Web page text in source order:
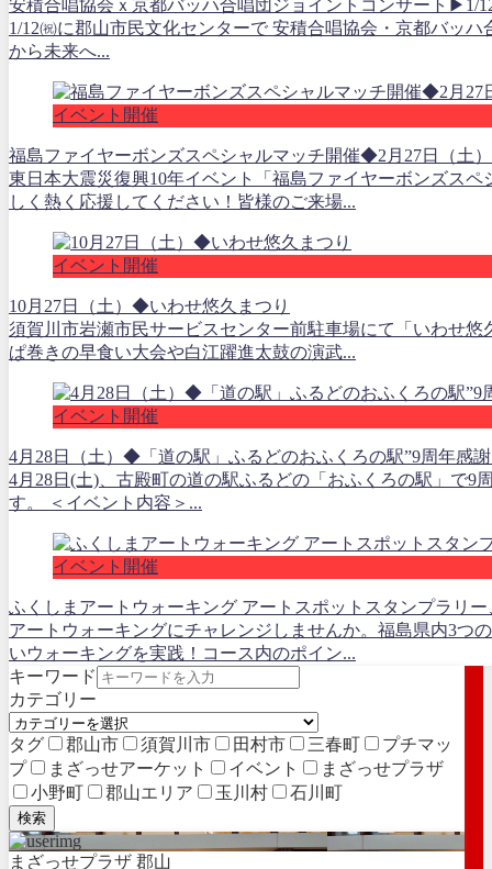
安積合唱協会ｘ京都バッハ合唱団ジョイントコンサート▶1/
1/12㈷に郡山市民文化センターで 安積合唱協会・京都バッ
から未来へ...
イベント開催
福島ファイヤーボンズスペシャルマッチ開催◆2月27日（土
東日本大震災復興10年イベント「福島ファイヤーボンズス
しく熱く応援してください！皆様のご来場...
イベント開催
10月27日（土）◆いわせ悠久まつり
須賀川市岩瀬市民サービスセンター前駐車場にて「いわせ
ぱ巻きの早食い大会や白江躍進太鼓の演武...
イベント開催
4月28日（土）◆「道の駅」ふるどのおふくろの駅”9周年感
4月28日(土)、古殿町の道の駅ふるどの「おふくろの駅」で9
す。 ＜イベント内容＞...
イベント開催
ふくしまアートウォーキング アートスポットスタンプラリ
アートウォーキングにチャレンジしませんか。福島県内3つ
いウォーキングを実践！コース内のポイン...
キーワード
カテゴリー
タグ 郡山市 須賀川市 田村市 三春町
プチマッ
プ
まざっせアーケット イベント
まざっせプラザ
小野町
郡山エリア 玉川村 石川町
検索
まざっせプラザ 郡山